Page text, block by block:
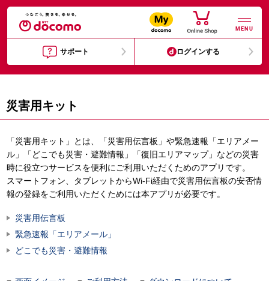
MENU
サポート ログインする
災害用キット
「災害用キット」とは、「災害用伝言板」や緊急速報「エリアメー
ル」「どこでも災害・避難情報」「復旧エリアマップ」などの災害
時に役立つサービスを便利にご利用いただくためのアプリです。
スマートフォン、タブレットからWi-Fi経由で災害用伝言板の安否情
報の登録をご利用いただくためには本アプリが必要です。
災害用伝言板
緊急速報「エリアメール」
どこでも災害・避難情報